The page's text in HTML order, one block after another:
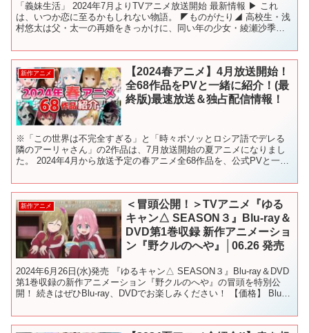
「義妹生活」 2024年7月よりTVアニメ放送開始 最新情報 ▶ これ
は、いつか恋に至るかもしれない物語。 ◤ものがたり◢ 高校生・浅
村悠太は父・太一の再婚をきっかけに、同い年の少女・綾瀬沙季と
新作アニメ
【2024春アニメ】4月放送開始！
全68作品をPVと一緒に紹介！(最
終版)最速放送＆独占配信情報！
※「この世界は不完全すぎる」と「時々ボソッとロシア語でデレる
隣のアーリャさん」の2作品は、7月放送開始の夏アニメになりまし
た。 2024年4月から放送予定の春アニメ全68作品を、公式PVと一緒
新作アニメ
＜冒頭公開！＞TVアニメ『ゆる
キャン△ SEASON３』Blu-ray＆
DVD第1巻収録 新作アニメーショ
ン『野クルのへや』│06.26 発売
2024年6月26日(水)発売 『ゆるキャン△ SEASON３』Blu-ray＆DVD
第1巻収録の新作アニメーション『野クルのへや』の冒頭を特別公
開！ 続きはぜひBlu-ray、DVDでお楽しみください！ 【価格】 Blu-